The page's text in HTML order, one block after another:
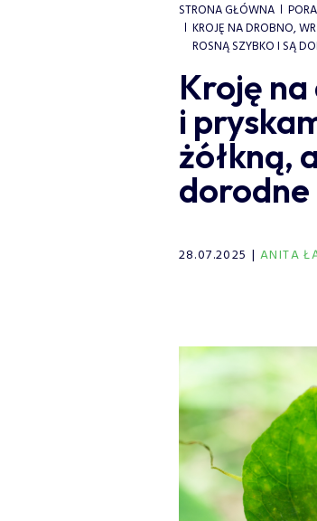
STRONA GŁÓWNA
KROJĘ NA DROBNO,
ROSNĄ SZYBKO I SĄ
Kroję
i
żółkną,
dorodne
28.07.2025 ANITA